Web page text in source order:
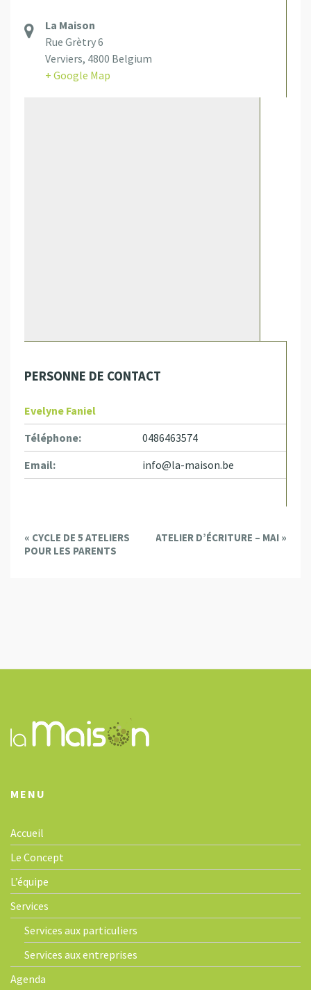
La Maison
Rue Grètry 6
Verviers, 4800 Belgium
+ Google Map
PERSONNE DE CONTACT
Evelyne Faniel
Téléphone:
0486463574
Email:
info@la-maison.be
E
v
i
t
i
« CYCLE DE 5 ATELIERS
POUR LES PARENTS
ATELIER D’ÉCRITURE – MAI »
MENU
Accueil
Le Concept
L’équipe
Services
Services aux particuliers
Services aux entreprises
Agenda